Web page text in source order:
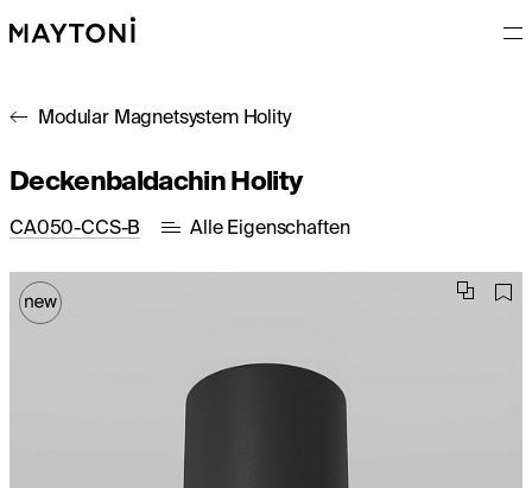
Modular Magnetsystem Holity
Deckenbaldachin Holity
CA050-CCS-B Alle Eigenschaften